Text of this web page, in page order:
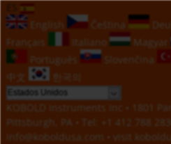
English
Čeština
Français
Italiano Magyar
Português
Slovenčina
中文
한국의
KOBOLD Instruments Inc • 1801
Pittsburgh, PA • Tel:
+1 412 788
info@koboldusa.com • visit